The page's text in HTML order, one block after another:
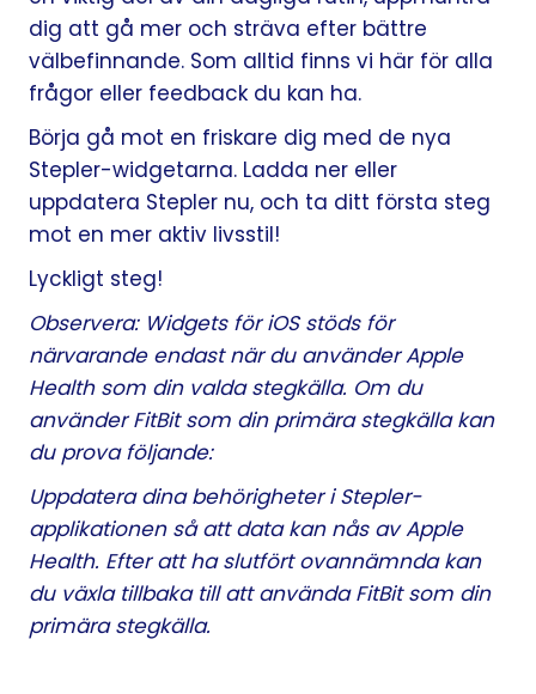
dig att gå mer och sträva efter bättre
välbefinnande. Som alltid finns vi här för alla
frågor eller feedback du kan ha.
Börja gå mot en friskare dig med de nya
Stepler-widgetarna. Ladda ner eller
uppdatera Stepler nu, och ta ditt första steg
mot en mer aktiv livsstil!
Lyckligt steg!
Observera: Widgets för iOS stöds för
närvarande endast när du använder Apple
Health som din valda stegkälla. Om du
använder FitBit som din primära stegkälla kan
du prova följande:
Uppdatera dina behörigheter i Stepler-
applikationen så att data kan nås av Apple
Health. Efter att ha slutfört ovannämnda kan
du växla tillbaka till att använda FitBit som din
primära stegkälla.